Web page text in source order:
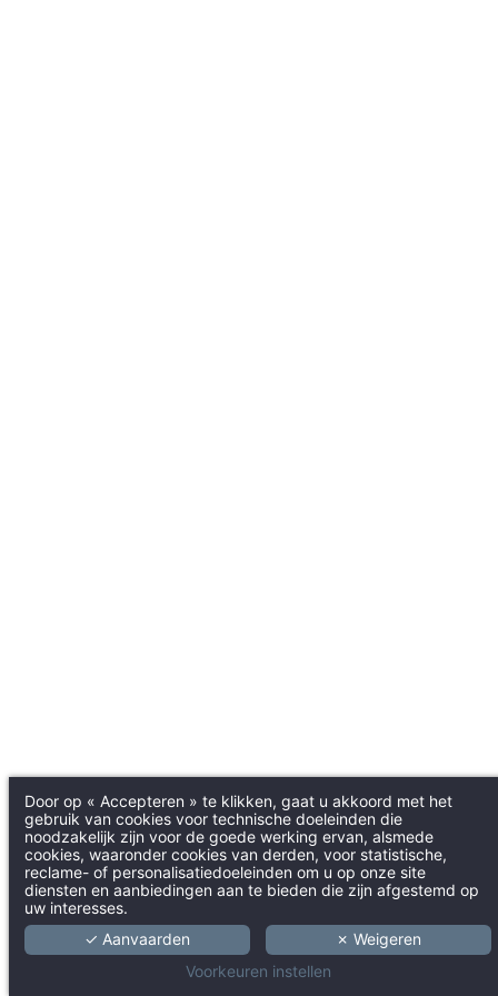
Door op « Accepteren » te klikken, gaat u akkoord met het
gebruik van cookies voor technische doeleinden die
noodzakelijk zijn voor de goede werking ervan, alsmede
cookies, waaronder cookies van derden, voor statistische,
reclame- of personalisatiedoeleinden om u op onze site
diensten en aanbiedingen aan te bieden die zijn afgestemd op
uw interesses.
✓ Aanvaarden
✗ Weigeren
Voorkeuren instellen